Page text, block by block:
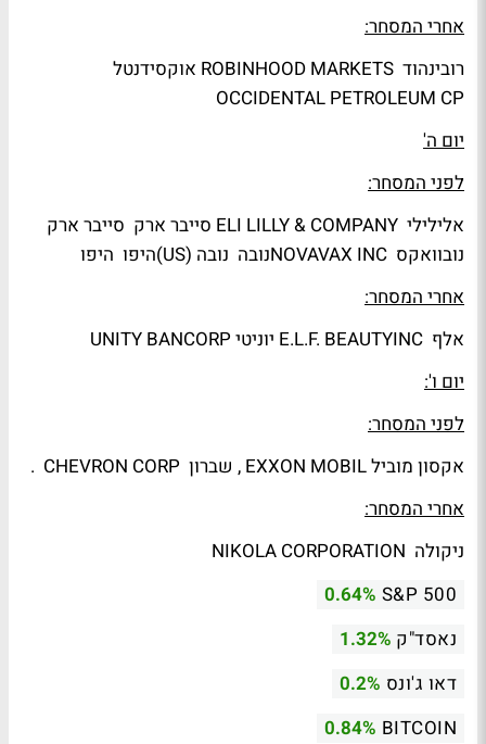
אחרי המסחר:
רובינהוד ROBINHOOD MARKETS אוקסידנטל
OCCIDENTAL PETROLEUM CP
יום ה'
לפני המסחר:
אלילילי ELI LILLY & COMPANY סייבר ארק סייבר ארק
נובוואקס NOVAVAX INCנובה נובה (US)היפו היפו
אחרי המסחר:
אלף E.L.F. BEAUTYINC יוניטי UNITY BANCORP
יום ו':
לפני המסחר:
אקסון מובילEXXON MOBIL , שברון CHEVRON CORP
.
אחרי המסחר:​
ניקולה NIKOLA CORPORATION
S&P 500
0.64%
נאסד"ק 1.32%
דאו ג'ונס 0.2%
BITCOIN
0.84%